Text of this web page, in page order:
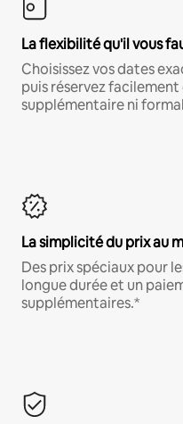
La flexibilité qu'il vous
Choisissez vos dates
puis réservez
supplémentaire ni
La simplicité du prix au
Des prix spéciaux pour
longue durée et un
supplémentaires.*